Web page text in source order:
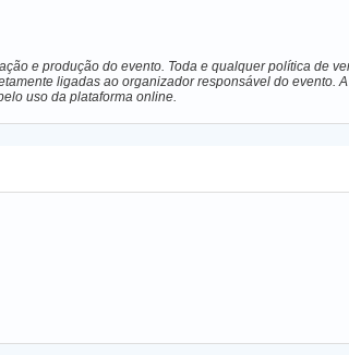
e produção do evento. Toda e qualquer política de
ligadas ao organizador responsável do evento.
uso da plataforma online.